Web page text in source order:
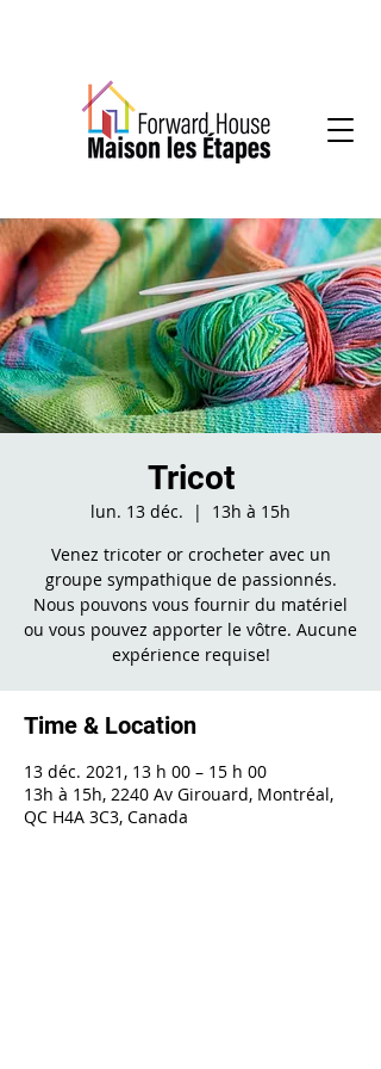
Tricot
lun. 13 déc.
  |
13h à 15h
Venez tricoter or crocheter avec un
groupe sympathique de passionnés.
Nous pouvons vous fournir du matériel
ou vous pouvez apporter le vôtre. Aucune
expérience requise!
Time & Location
13 déc. 2021, 13 h 00 – 15 h 00
13h à 15h, 2240 Av Girouard, Montréal,
QC H4A 3C3, Canada